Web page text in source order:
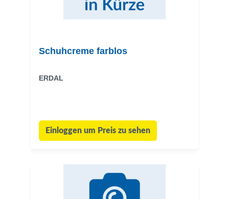
Schuhcreme farblos
ERDAL
Einloggen um Preis zu sehen